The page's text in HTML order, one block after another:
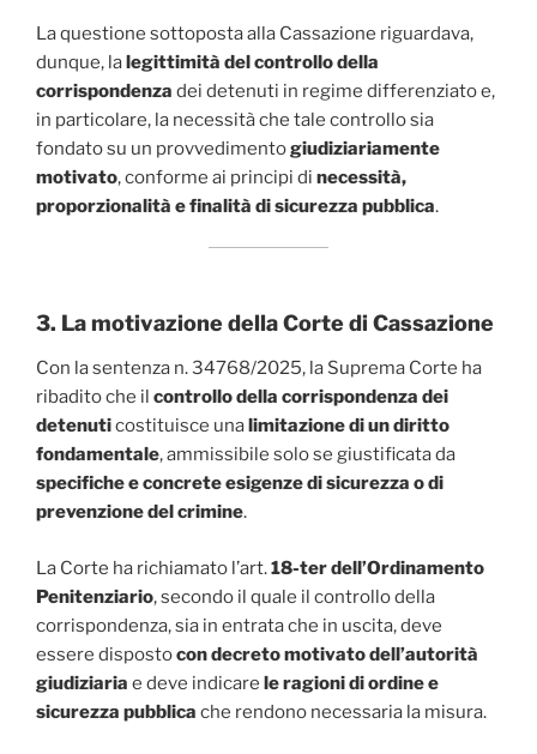
La questione sottoposta alla Cassazione riguardava,
dunque, lalegittimità del controllo della
corrispondenza dei detenuti in regime differenziato e,
in particolare, la necessità che tale controllo sia
fondato su un provvedimentogiudiziariamente
motivato, conforme ai principi di necessità,
proporzionalità e finalità di sicurezza pubblica.
3. La motivazione della Corte di Cassazione
Con la sentenza n. 34768/2025, la Suprema Corte ha
ribadito che il controllo della corrispondenza dei
detenuticostituisce unalimitazione di un diritto
fondamentale, ammissibile solo se giustificata da
specifiche e concrete esigenze di sicurezza o di
prevenzione del crimine.
La Corte ha richiamato l’art.18-ter dell’Ordinamento
Penitenziario, secondo il quale il controllo della
corrispondenza, sia in entrata che in uscita, deve
essere dispostocon decreto motivato dell’autorità
giudiziaria e deve indicare le ragioni di ordine e
sicurezza pubblica che rendono necessaria la misura.